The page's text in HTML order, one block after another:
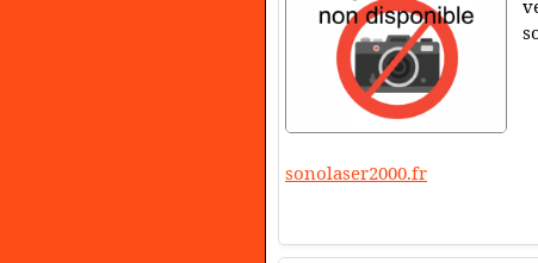
sonolaser2000.fr